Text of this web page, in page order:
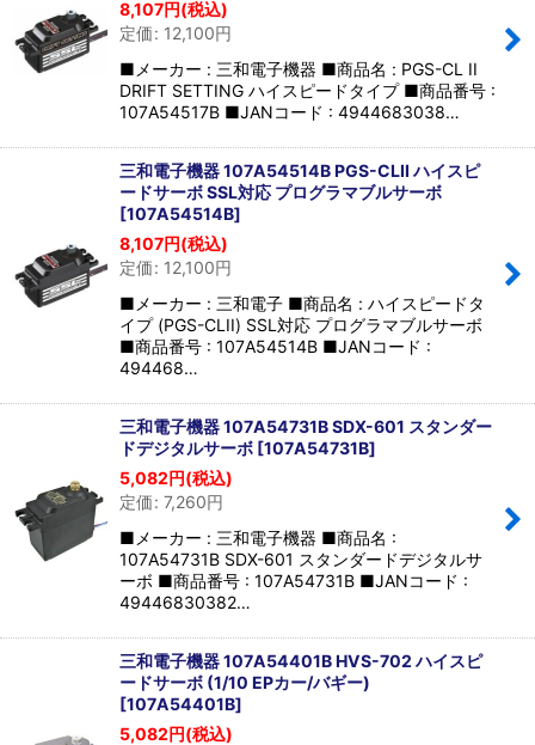
8,107円(税込)
定価: 12,100円
■メーカー : 三和電子機器 ■商品名 : PGS-CL II
DRIFT SETTING ハイスピードタイプ ■商品番号 :
107A54517B ■JANコード : 4944683038…
三和電子機器 107A54514B PGS-CLII ハイスピ
ードサーボ SSL対応 プログラマブルサーボ
[107A54514B]
8,107円(税込)
定価: 12,100円
■メーカー : 三和電子 ■商品名 : ハイスピードタ
イプ (PGS-CLII) SSL対応 プログラマブルサーボ
■商品番号 : 107A54514B ■JANコード :
494468…
三和電子機器 107A54731B SDX-601 スタンダー
ドデジタルサーボ [107A54731B]
5,082円(税込)
定価: 7,260円
■メーカー : 三和電子機器 ■商品名 :
107A54731B SDX-601 スタンダードデジタルサ
ーボ ■商品番号 : 107A54731B ■JANコード :
49446830382…
三和電子機器 107A54401B HVS-702 ハイスピ
ードサーボ (1/10 EPカー/バギー)
[107A54401B]
5,082円(税込)